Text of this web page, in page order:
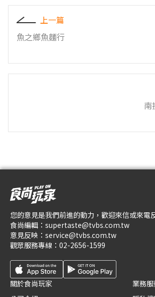
上一篇
魚之鄉魚麵行
南
您的意見是我們前進的動力，歡迎來信或來電
食尚編輯： supertaste@tvbs.com.tw
意見反映： service@tvbs.com.tw
觀眾服務專線： 02-2656-1599
關於食尚玩家
業務服